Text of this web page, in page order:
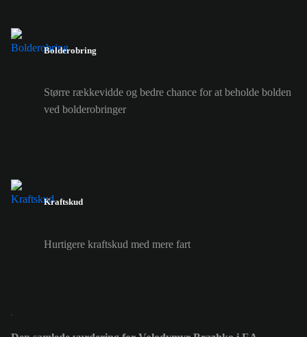
Bolderobring
Større rækkevidde og bedre chance for at beholde bolden
ved bolderobringer
Kraftskud
Hurtigere kraftskud med mere fart